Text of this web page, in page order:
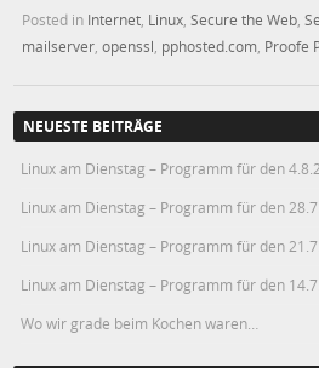
Posted in Internet Linux ,Secure the Web ,
mailserver ,openssl pphosted.com Proofe
NEUESTE BEITRÄGE
Linux am Dienstag – Programm für den
Linux am Dienstag – Programm für den
Linux am Dienstag – Programm für den
Linux am Dienstag – Programm für den
Wo wir grade beim Kochen waren…